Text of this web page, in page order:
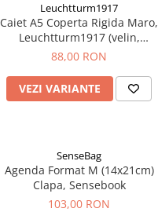
Leuchtturm1917
Caiet A5 Coperta Rigida Maro,
Leuchtturm1917 (velin,
punctat, dictando, patratele)
88,00 RON
VEZI VARIANTE
SenseBag
Agenda Format M (14x21cm)
Clapa, Sensebook
103,00 RON